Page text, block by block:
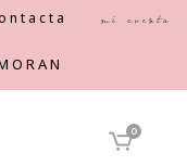
Mi cuenta
0